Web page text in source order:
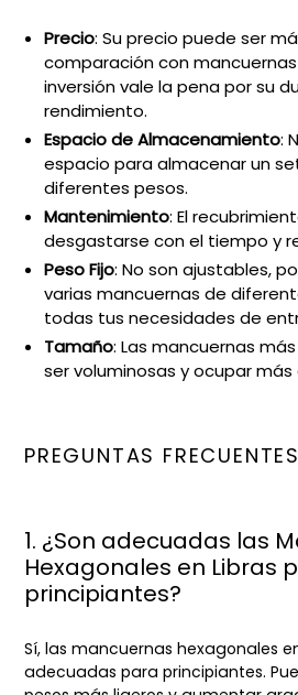
Precio: Su precio puede ser
comparación con
inversión vale la pena por su
rendimiento.
Espacio de Almacenamiento:
espacio para almacenar un
diferentes pesos.
Mantenimiento: El
desgastarse con el tiempo y
Peso Fijo: No son ajustables,
varias mancuernas de
todas tus necesidades de
Tamaño: Las mancuernas
ser voluminosas y ocupar más
PREGUNTAS
1. ¿Son adecuadas las
Hexagonales en Libras
principiantes?
Sí, las mancuernas hexagonales
adecuadas para principiantes.